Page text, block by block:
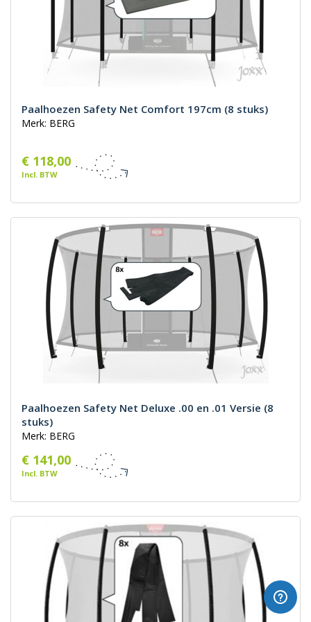
Paalhoezen Safety Net Comfort 197cm (8 stuks)
Merk: BERG
€ 118,00
Incl. BTW
Paalhoezen Safety Net Deluxe .00 en .01 Versie (8
stuks)
Merk: BERG
€ 141,00
Incl. BTW